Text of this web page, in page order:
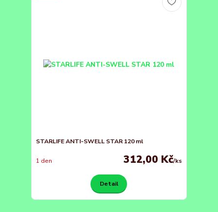
STARLIFE ANTI-SWELL STAR 120 ml
312,00 Kč/ks
1 den
Detail